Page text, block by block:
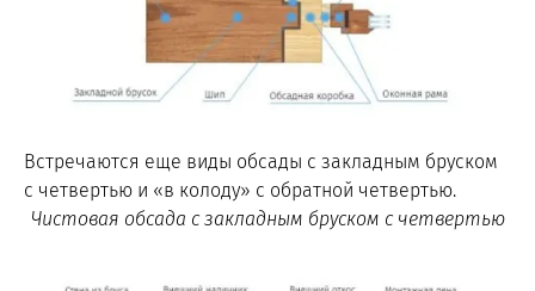
Встречаются еще виды обсады с закладным бруском
с четвертью и «в колоду» с обратной четвертью.
Чистовая обсада с закладным бруском с четвертью